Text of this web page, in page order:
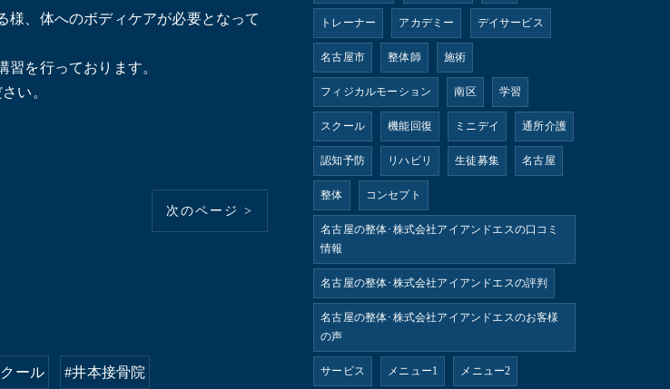
様、体へのボディケアが必要となって
を行っております。
い。
次のページ >
ール #井本接骨院
トレーナー アカデミー デイサービス
名古屋市 整体師 施術
フィジカルモーション 南区 学習
スクール 機能回復 ミニデイ 通所介護
認知予防 リハビリ 生徒募集 名古屋
整体 コンセプト
名古屋の整体･株式会社アイアンドエスの口コミ
情報
名古屋の整体･株式会社アイアンドエスの評判
名古屋の整体･株式会社アイアンドエスのお客様
の声
サービス メニュー1 メニュー2